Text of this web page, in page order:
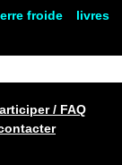
froide
livres
/ FAQ